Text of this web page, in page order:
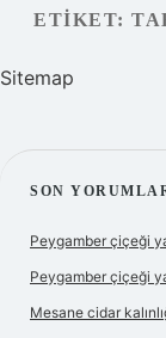
ETIKET:
Sitemap
SON
Peygamber çiçeği
Peygamber çiçeği
Mesane cidar